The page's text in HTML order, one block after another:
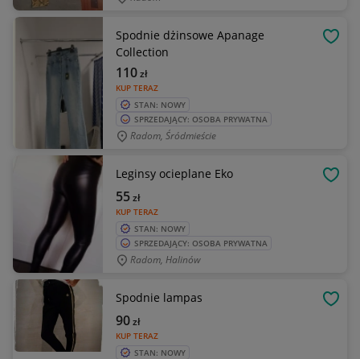
Spodnie dżinsowe Apanage
Collection
KUP TERAZ
110zł
STAN: NOWY
SPRZEDAJĄCY: OSOBA PRYWATNA
Radom, Śródmieście
Leginsy ocieplane Eko
KUP TERAZ
55zł
STAN: NOWY
SPRZEDAJĄCY: OSOBA PRYWATNA
Radom, Halinów
Spodnie lampas
KUP TERAZ
90zł
STAN: NOWY